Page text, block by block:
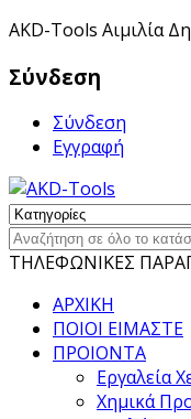
ΑKD-Tools Αιμιλία
Σύνδεση
Σύνδεση
Εγγραφή
ΤΗΛΕΦΩΝΙΚΕΣ
ΑΡΧΙΚΗ
ΠΟΙΟΙ ΕΙΜΑΣΤΕ
ΠΡΟΙΟΝΤΑ
Εργαλεία
Χημικά